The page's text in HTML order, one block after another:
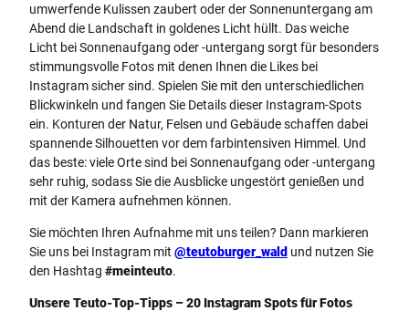
umwerfende Kulissen zaubert oder der Sonnenuntergang am
Abend die Landschaft in goldenes Licht hüllt. Das weiche
Licht bei Sonnenaufgang oder -untergang sorgt für besonders
stimmungsvolle Fotos mit denen Ihnen die Likes bei
Instagram sicher sind. Spielen Sie mit den unterschiedlichen
Blickwinkeln und fangen Sie Details dieser Instagram-Spots
ein. Konturen der Natur, Felsen und Gebäude schaffen dabei
spannende Silhouetten vor dem farbintensiven Himmel. Und
das beste: viele Orte sind bei Sonnenaufgang oder -untergang
sehr ruhig, sodass Sie die Ausblicke ungestört genießen und
mit der Kamera aufnehmen können.
Sie möchten Ihren Aufnahme mit uns teilen? Dann markieren
Sie uns bei Instagram mit @teutoburger_wald und nutzen Sie
den Hashtag #meinteuto.
Unsere Teuto-Top-Tipps – 20 Instagram Spots für Fotos